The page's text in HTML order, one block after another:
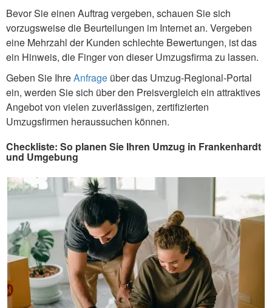
Bevor Sie einen Auftrag vergeben, schauen Sie sich
vorzugsweise die Beurteilungen im Internet an. Vergeben
eine Mehrzahl der Kunden schlechte Bewertungen, ist das
ein Hinweis, die Finger von dieser Umzugsfirma zu lassen.
Geben Sie IhreAnfrage über das Umzug-Regional-Portal
ein, werden Sie sich über den Preisvergleich ein attraktives
Angebot von vielen zuverlässigen, zertifizierten
Umzugsfirmen heraussuchen können.
Checkliste: So planen Sie Ihren Umzug in Frankenhardt
und Umgebung